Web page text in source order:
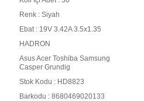
Renk : Siyah
Ebat : 19V 3.42A 3.5x1.35
HADRON
Asus Acer Toshiba Samsung
Casper Grundig
Stok Kodu : HD8823
Barkodu : 8680469020133